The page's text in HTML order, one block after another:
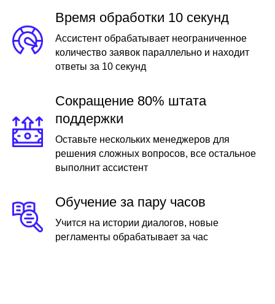
Время обработки 10 секунд
Ассистент обрабатывает неограниченное
количество заявок параллельно и находит
ответы за 10 секунд
Сокращение 80% штата
поддержки
Оставьте нескольких менеджеров для
решения сложных вопросов, все остальное
выполнит ассистент
Обучение за пару часов
Учится на истории диалогов, новые
регламенты обрабатывает за час